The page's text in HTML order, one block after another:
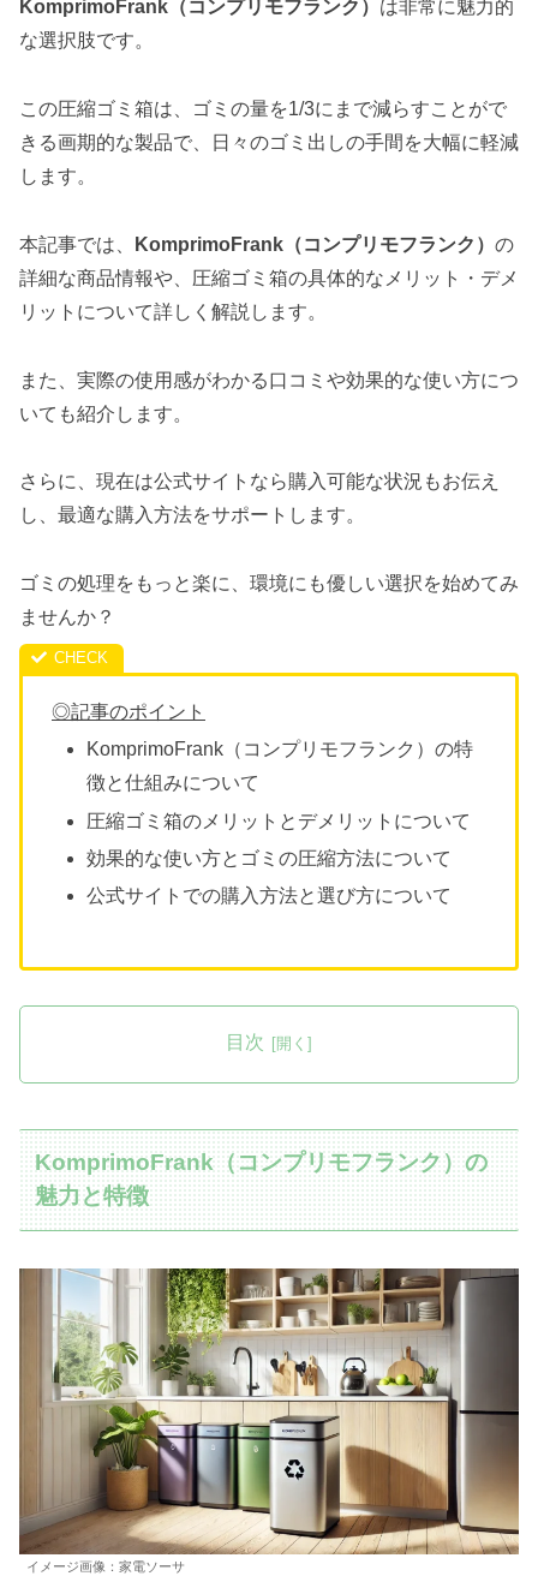
KomprimoFrank（コンプリモフランク） は非常に魅力的
な選択肢です。
この圧縮ゴミ箱は、ゴミの量を1/3にまで減らすことがで
きる画期的な製品で、日々のゴミ出しの手間を大幅に軽減
します。
本記事では、 KomprimoFrank（コンプリモフランク） の
詳細な商品情報や、圧縮ゴミ箱の具体的なメリット・デメ
リットについて詳しく解説します。
また、実際の使用感がわかる口コミや効果的な使い方につ
いても紹介します。
さらに、現在は公式サイトなら購入可能な状況もお伝え
し、最適な購入方法をサポートします。
ゴミの処理をもっと楽に、環境にも優しい選択を始めてみ
ませんか？
◎記事のポイント
KomprimoFrank（コンプリモフランク）の特
徴と仕組みについて
圧縮ゴミ箱のメリットとデメリットについて
効果的な使い方とゴミの圧縮方法について
公式サイトでの購入方法と選び方について
目次
KomprimoFrank（コンプリモフランク）の
魅力と特徴
イメージ画像：家電ソーサ